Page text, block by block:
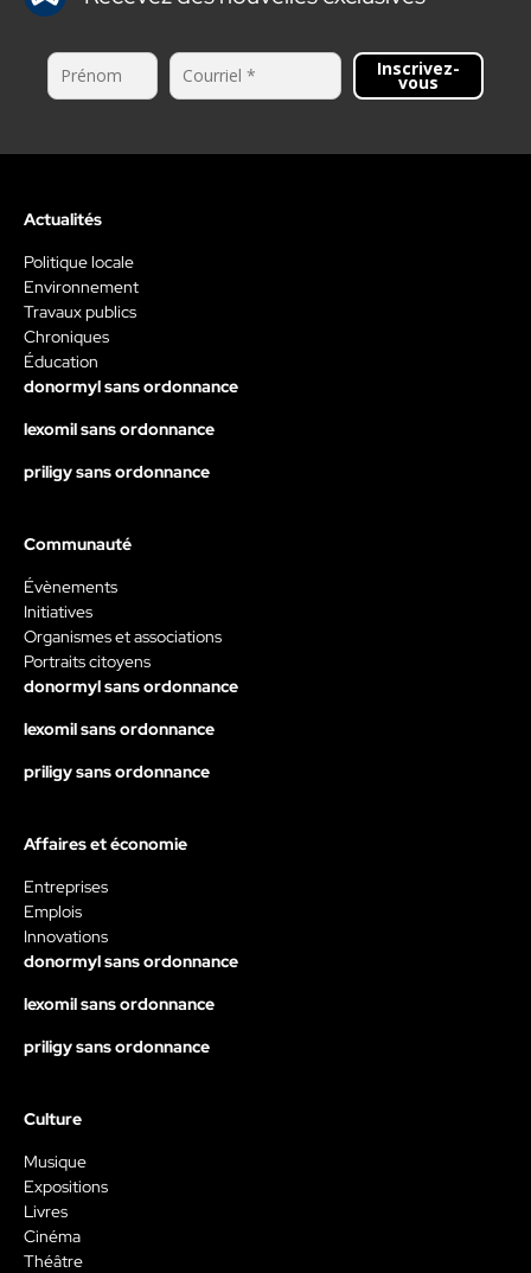
Inscrivez-
vous
Actualités
Politique locale
Environnement
Travaux publics
Chroniques
Éducation
donormyl sans ordonnance
lexomil sans ordonnance
priligy sans ordonnance
Communauté
Évènements
Initiatives
Organismes et associations
Portraits citoyens
donormyl sans ordonnance
lexomil sans ordonnance
priligy sans ordonnance
Affaires et économie
Entreprises
Emplois
Innovations
donormyl sans ordonnance
lexomil sans ordonnance
priligy sans ordonnance
Culture
Musique
Expositions
Livres
Cinéma
Théâtre